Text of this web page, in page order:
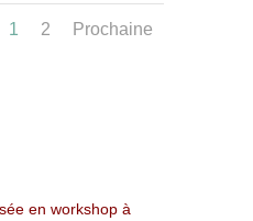
1 2 Prochaine
en workshop à